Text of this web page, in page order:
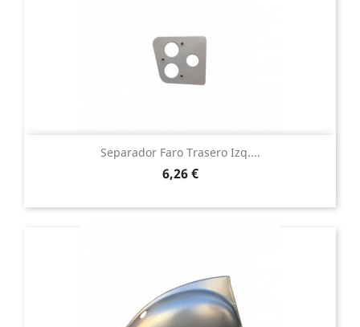
Separador Faro Trasero Izq....
Precio
6,26 €